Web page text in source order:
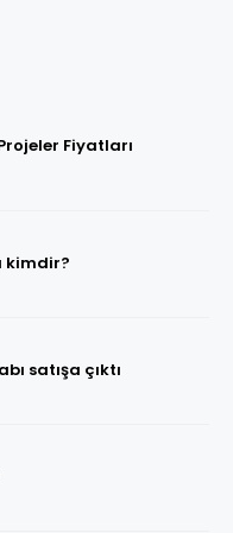
Fiyatları
kimdir?
satışa çıktı